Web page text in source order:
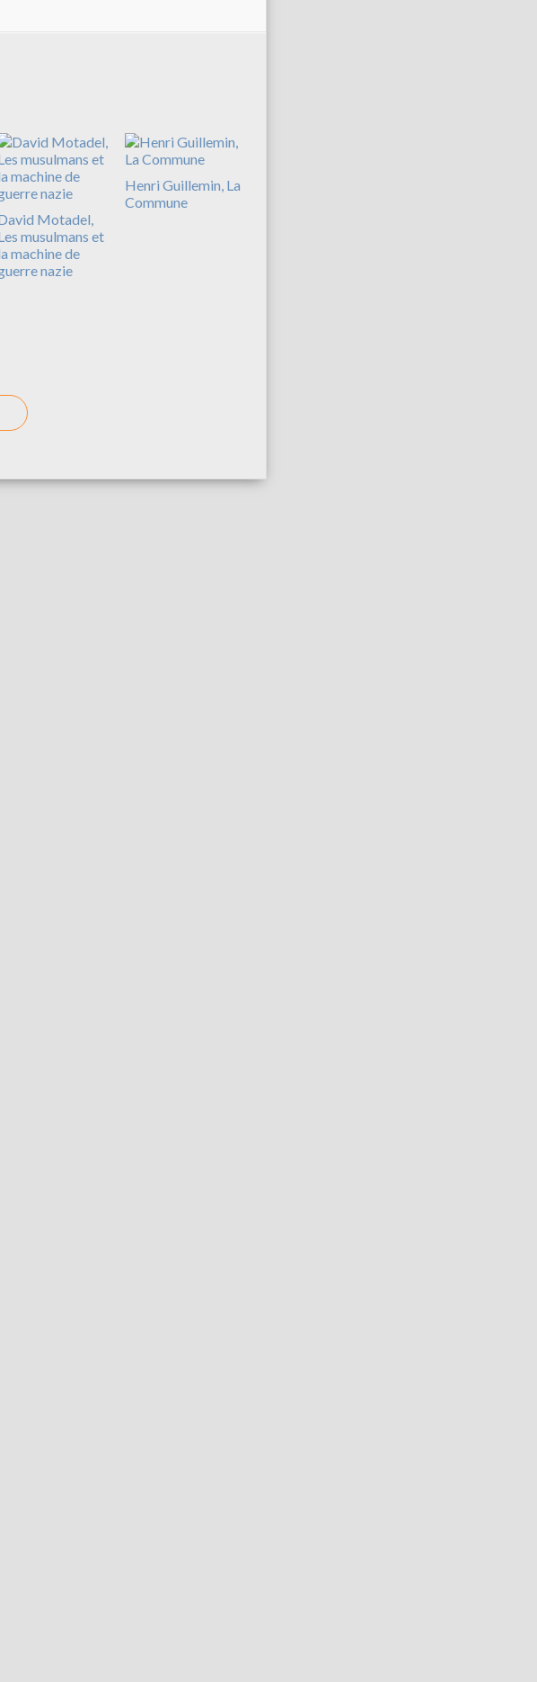
Motadel,
musulmans et
machine de
nazie
Henri Guillemin, La
Commune